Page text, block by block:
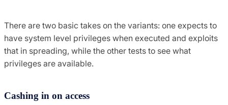
There are two basic takes on the variants: one expects to
have system level privileges when executed and exploits
that in spreading, while the other tests to see what
privileges are available.
Cashing in on access